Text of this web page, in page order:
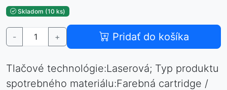
Skladom (10 ks)
- + Pridať do košíka
Tlačové technológie:Laserová; Typ produktu
spotrebného materiálu:Farebná cartridge /